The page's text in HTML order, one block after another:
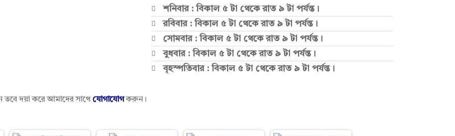
শনিবার : বিকাল ৫ টা থেকে রাত ৯ টা পর্যন্ত।
রবিবার : বিকাল ৫ টা থেকে রাত ৯ টা পর্যন্ত।
সোমবার : বিকাল ৫ টা থেকে রাত ৯ টা পর্যন্ত।
বুধবার : বিকাল ৫ টা থেকে রাত ৯ টা পর্যন্ত।
বৃহস্পতিবার : বিকাল ৫ টা থেকে রাত ৯ টা পর্যন্ত।
তবে দয়া করে আমাদের সাথে যোগাযোগ করুন।